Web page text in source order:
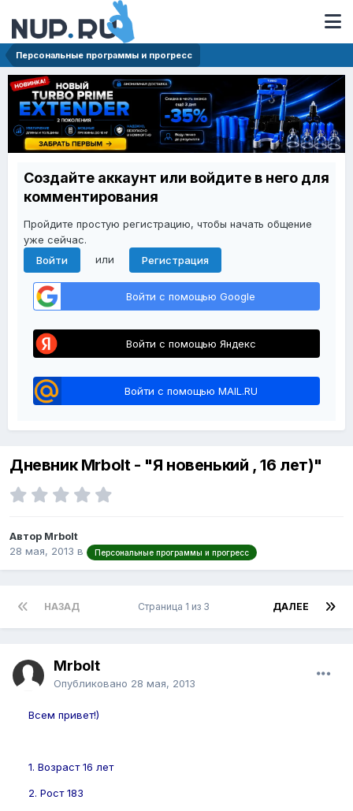
Персональные программы и прогресс
Создайте аккаунт или войдите в него для
комментирования
Пройдите простую регистрацию, чтобы начать общение
уже сейчас.
Войти
или Регистрация
Войти с помощью Google
Войти с помощью Яндекс
Войти с помощью MAIL.RU
Дневник Mrbolt - "Я новенький , 16 лет)"
Автор Mrbolt
28 мая, 2013 в Персональные программы и прогресс
НАЗАД ДАЛЕЕ
Страница 1 из 3
Mrbolt
Опубликовано 28 мая, 2013
Всем привет!)
1. Возраст 16 лет
2. Рост 183